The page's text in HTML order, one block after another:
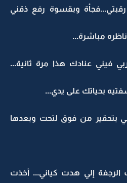
وبقسوة رفع ذقني
مباشرة...
عنادك هذا مرة ثانية...
بحياتك على يدي...
بتحقير من فوق لتحت وبعدها
الرجفة إلي هدت كياني... أخذت